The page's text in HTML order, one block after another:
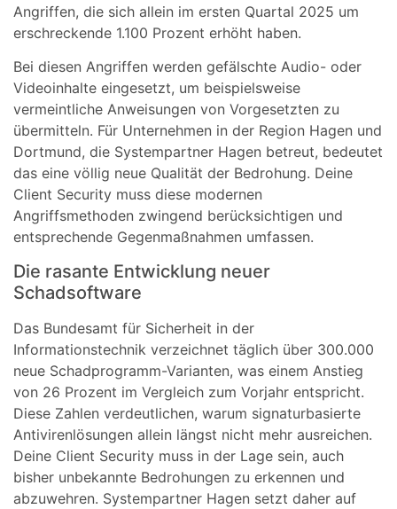
Angriffen, die sich allein im ersten Quartal 2025 um
erschreckende 1.100 Prozent erhöht haben.
Bei diesen Angriffen werden gefälschte Audio- oder
Videoinhalte eingesetzt, um beispielsweise
vermeintliche Anweisungen von Vorgesetzten zu
übermitteln. Für Unternehmen in der Region Hagen und
Dortmund, die Systempartner Hagen betreut, bedeutet
das eine völlig neue Qualität der Bedrohung. Deine
Client Security muss diese modernen
Angriffsmethoden zwingend berücksichtigen und
entsprechende Gegenmaßnahmen umfassen.
Die rasante Entwicklung neuer
Schadsoftware
Das Bundesamt für Sicherheit in der
Informationstechnik verzeichnet täglich über 300.000
neue Schadprogramm-Varianten, was einem Anstieg
von 26 Prozent im Vergleich zum Vorjahr entspricht.
Diese Zahlen verdeutlichen, warum signaturbasierte
Antivirenlösungen allein längst nicht mehr ausreichen.
Deine Client Security muss in der Lage sein, auch
bisher unbekannte Bedrohungen zu erkennen und
abzuwehren. Systempartner Hagen setzt daher auf